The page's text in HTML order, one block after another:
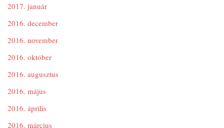
2017. január
2016. december
2016. november
2016. október
2016. augusztus
2016. május
2016. április
2016. március